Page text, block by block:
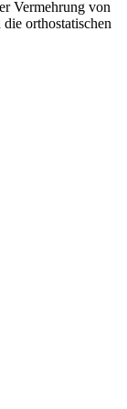
Vermehrung von
orthostatischen